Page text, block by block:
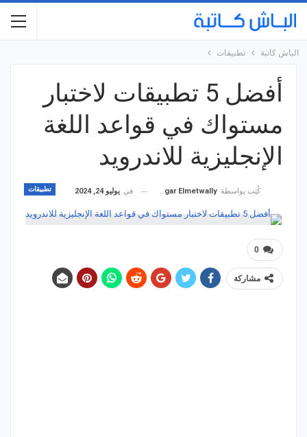
الباش كاتبة تطبيقات
أفضل 5 تطبيقات لاختبار
مستواك في قواعد اللغة
الإنجليزية للاندرويد
تطبيقات كُتِب بواسطة Hagar Elmetwally في يوليو 24, 2024
0
مشاركة